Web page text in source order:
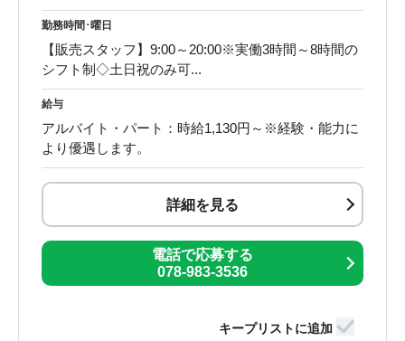
勤務時間･曜日
【販売スタッフ】9:00～20:00※実働3時間～8時間の
シフト制◇土日祝のみ可...
給与
アルバイト・パート：時給1,130円～※経験・能力に
より優遇します。
詳細を見る
電話で応募する
078-983-3536